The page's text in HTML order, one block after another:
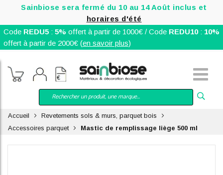
Sainbiose sera fermé du 10 au 14 Août inclus et
horaires d'été
Code REDU5: 5% offert à partir de 1000€ / Code REDU10: 10%
offert à partir de 2000€ (en savoir plus)
Accueil
Revetements sols & murs, parquet bois
Accessoires parquet
Mastic de remplissage liège 500 ml